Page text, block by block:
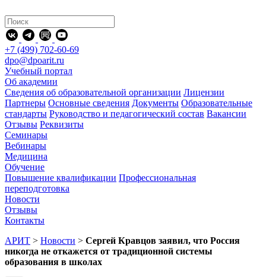
+7 (499) 702-60-69
dpo@dpoarit.ru
Учебный портал
Об академии
Сведения об образовательной организации Лицензии
Партнеры Основные сведения Документы Образовательные
стандарты Руководство и педагогический состав Вакансии
Отзывы Реквизиты
Семинары
Вебинары
Медицина
Обучение
Повышение квалификации Профессиональная
переподготовка
Новости
Отзывы
Контакты
АРИТ > Новости > Сергей Кравцов заявил, что Россия
никогда не откажется от традиционной системы
образования в школах